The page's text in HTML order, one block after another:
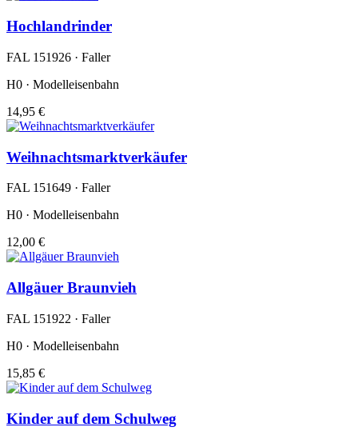
Hochlandrinder
FAL 151926 · Faller
H0 · Modelleisenbahn
14,95 €
Weihnachtsmarktverkäufer
FAL 151649 · Faller
H0 · Modelleisenbahn
12,00 €
Allgäuer Braunvieh
FAL 151922 · Faller
H0 · Modelleisenbahn
15,85 €
Kinder auf dem Schulweg